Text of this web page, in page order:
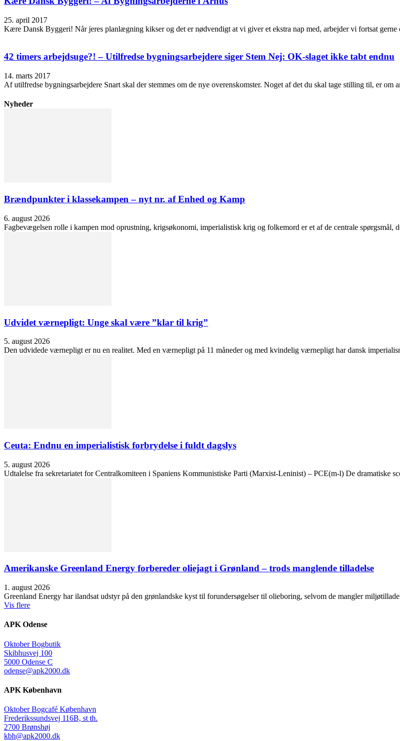
25. april 2017
Kære Dansk Byggeri! Når jeres planlægning kikser og det er nødvendigt at vi giver et ekstra nap med, arbejder vi fortsat
42 timers arbejdsuge?! – Utilfredse bygningsarbejdere siger Stem Nej: OK-slaget ikke tabt endnu
14. marts 2017
Af utilfredse bygningsarbejdere Snart skal der stemmes om de nye overenskomster. Noget af det du skal tage stilling til, er om
Nyheder
Brændpunkter i klassekampen – nyt nr. af Enhed og Kamp
6. august 2026
Fagbevægelsen rolle i kampen mod oprustning, krigsøkonomi, imperialistisk krig og folkemord er et af de centrale spørgsmål,
Udvidet værnepligt: Unge skal være ”klar til krig”
5. august 2026
Den udvidede værnepligt er nu en realitet. Med en værnepligt på 11 måneder og med kvindelig værnepligt har dansk
Ceuta: Endnu en imperialistisk forbrydelse i fuldt dagslys
5. august 2026
Udtalelse fra sekretariatet for Centralkomiteen i Spaniens Kommunistiske Parti (Marxist-Leninist) – PCE(m-l) De dramatiske
Amerikanske Greenland Energy forbereder oliejagt i Grønland – trods manglende tilladelse
1. august 2026
Greenland Energy har ilandsat udstyr på den grønlandske kyst til forundersøgelser til olieboring, selvom de mangler
Vis flere
APK Odense
Oktober Bogbutik
Skibhusvej 100
5000 Odense C
odense@apk2000.dk
APK København
Oktober Bogcafé København
Frederikssundsvej 116B, st th.
2700 Brønshøj
kbh@apk2000.dk